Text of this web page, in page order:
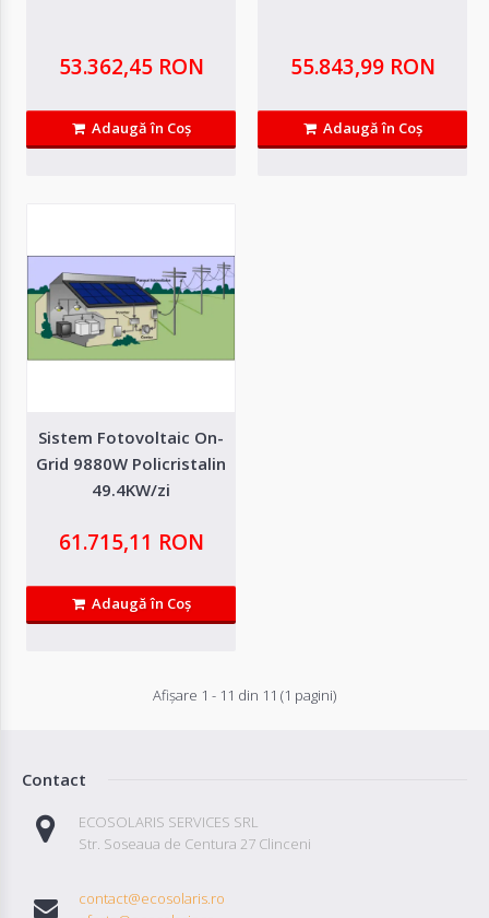
Productie medie zilnica 28.5KW Productie medie lunara 684kW Productie
Adaugă in Wishlist
53.362,45 RON
Adaugă în Coş
55.843,99 RON
Adaugă în Coş
Sistem Fotovoltaic On-
Grid 9880W Policristalin
49.4KW/zi
61.715,11 RON
Adaugă în Coş
Afişare 1 - 11 din 11 (1 pagini)
Contact
ECOSOLARIS SERVICES SRL
Str. Soseaua de Centura 27 Clinceni
contact@ecosolaris.ro